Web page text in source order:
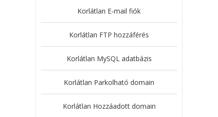
Korlátlan E-mail fiók
Korlátlan FTP hozzáférés
Korlátlan MySQL adatbázis
Korlátlan Parkolható domain
Korlátlan Hozzáadott domain